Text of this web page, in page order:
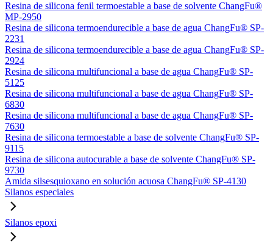
Resina de silicona fenil termoestable a base de solvente ChangFu®
MP-2950
Resina de silicona termoendurecible a base de agua ChangFu® SP-
2231
Resina de silicona termoendurecible a base de agua ChangFu® SP-
2924
Resina de silicona multifuncional a base de agua ChangFu® SP-
5125
Resina de silicona multifuncional a base de agua ChangFu® SP-
6830
Resina de silicona multifuncional a base de agua ChangFu® SP-
7630
Resina de silicona termoestable a base de solvente ChangFu® SP-
9115
Resina de silicona autocurable a base de solvente ChangFu® SP-
9730
Amida silsesquioxano en solución acuosa ChangFu® SP-4130
Silanos especiales
Silanos epoxi